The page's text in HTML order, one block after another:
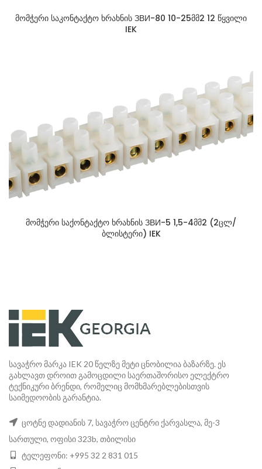
მომჭერი საკონტაქტო ხრახნის ЗВИ-80 10-25მმ2 12 წყვილი
IEK
მომჭერი საქონტაქტო ხრახნის ЗВИ-5 1,5-4მმ2 (2ცლ/
ბლისტერი) IEK
სავაჭრო მარკა IEK 20 წელზე მეტი ცნობილია ბაზარზე. ეს
გახლავთ დროით გამოცდილი საერთაშორისო ელექტრო
ტექნიკური ბრენდი, რომელიც მომხმარებლებისთვის
საიმედოობის გარანტია.
ცოტნე დადიანის 7, სავაჭრო ცენტრი ქარვასლა, მე-3
სართული, ოფისი 323b, თბილისი
ტელეფონი: +995 32 2 831 015